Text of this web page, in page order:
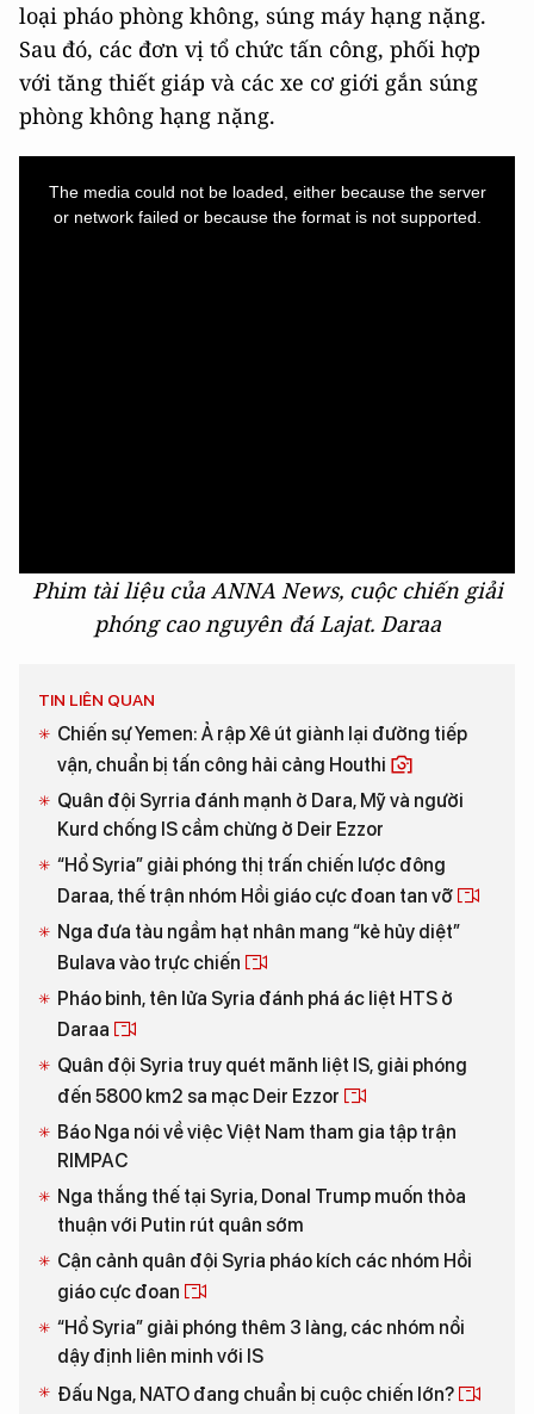
loại pháo phòng không, súng máy hạng nặng.
Sau đó, các đơn vị tổ chức tấn công, phối hợp
với tăng thiết giáp và các xe cơ giới gắn súng
phòng không hạng nặng.
The media could not be loaded, either because the server
or network failed or because the format is not supported.
Phim tài liệu của ANNA News, cuộc chiến giải
phóng cao nguyên đá Lajat. Daraa
TIN LIÊN QUAN
Chiến sự Yemen: Ả rập Xê út giành lại đường tiếp
vận, chuẩn bị tấn công hải cảng Houthi
Quân đội Syrria đánh mạnh ở Dara, Mỹ và người
Kurd chống IS cầm chừng ở Deir Ezzor
“Hổ Syria” giải phóng thị trấn chiến lược đông
Daraa, thế trận nhóm Hồi giáo cực đoan tan vỡ
Nga đưa tàu ngầm hạt nhân mang “kẻ hủy diệt”
Bulava vào trực chiến
Pháo binh, tên lửa Syria đánh phá ác liệt HTS ở
Daraa
Quân đội Syria truy quét mãnh liệt IS, giải phóng
đến 5800 km2 sa mạc Deir Ezzor
Báo Nga nói về việc Việt Nam tham gia tập trận
RIMPAC
Nga thắng thế tại Syria, Donal Trump muốn thỏa
thuận với Putin rút quân sớm
Cận cảnh quân đội Syria pháo kích các nhóm Hồi
giáo cực đoan
“Hổ Syria” giải phóng thêm 3 làng, các nhóm nổi
dậy định liên minh với IS
Đấu Nga, NATO đang chuẩn bị cuộc chiến lớn?